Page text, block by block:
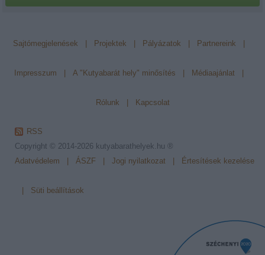
Sajtómegjelenések Projektek Pályázatok Partnereink
Impresszum A "Kutyabarát hely" minősítés Médiaajánlat
Rólunk Kapcsolat
RSS
Copyright © 2014-2026 kutyabarathelyek.hu ®
Adatvédelem
ÁSZF Jogi nyilatkozat Értesítések kezelése
Süti beállítások